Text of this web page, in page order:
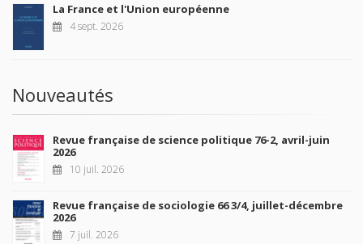
La France et l'Union européenne
4 sept. 2026
Nouveautés
Revue française de science politique 76-2, avril-juin
2026
10 juil. 2026
Revue française de sociologie 66 3/4, juillet-décembre
2026
7 juil. 2026